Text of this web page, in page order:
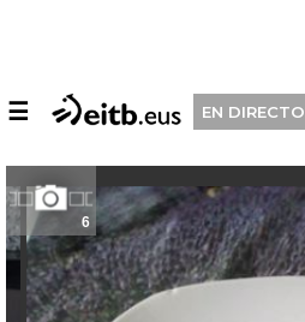
☰ EN DIRECTO
6